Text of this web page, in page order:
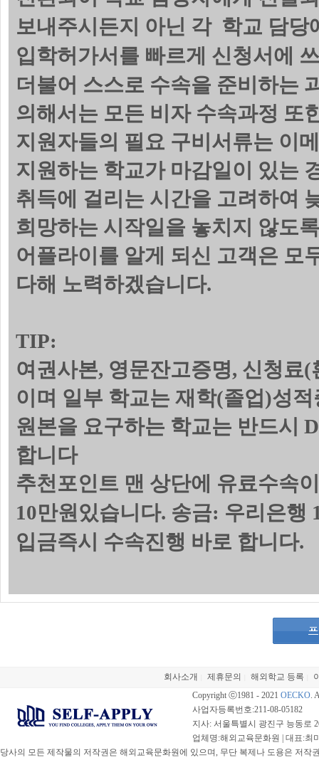
보내주시든지 아닌 각 학교 담당
입학허가서를 빠르게 신청서에
더불어 스스로 수속을 준비하는
의해서는 모든 비자 수속과정 또
지원자들의 필요 구비서류는 이
지원하는 학교가 마감일이 있는
취득에 걸리는 시간을 고려하여
희망하는 시작일을 놓치지 않도
어플라이를 알게 되신 고객은 모
다해 노력하겠습니다.
TIP:
여권사본, 영문잔고증명, 신청료(
이며 일부 학교는 재학(졸업)성
원본을 요구하는 학교는 반드시
합니다
추천포인트 맨 상단에 유료수속
10만원있습니다. 송금: 우리은행
입금즉시 수속진행 바로 합니다.
회사소개 제휴문의 해외학교 등록
Copyright ⓒ1981 - 2021 OECKO.
사업자등록번호:211-08-05182
지사: 서울특별시 광진구 능동로
업체명:해외교육문화원 | 대표:최
당사의 모든 제작물의 저작권은 해외교육문화원에 있으며, 무단 복제나 도용은 저